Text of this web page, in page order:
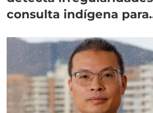
consulta indígena para